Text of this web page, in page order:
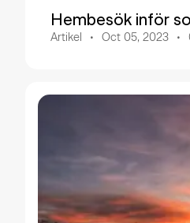
Hembesök inför
Artikel Oct 05, 2023